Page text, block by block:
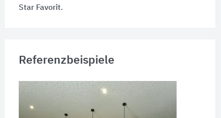
Star Favorit.
Referenzbeispiele